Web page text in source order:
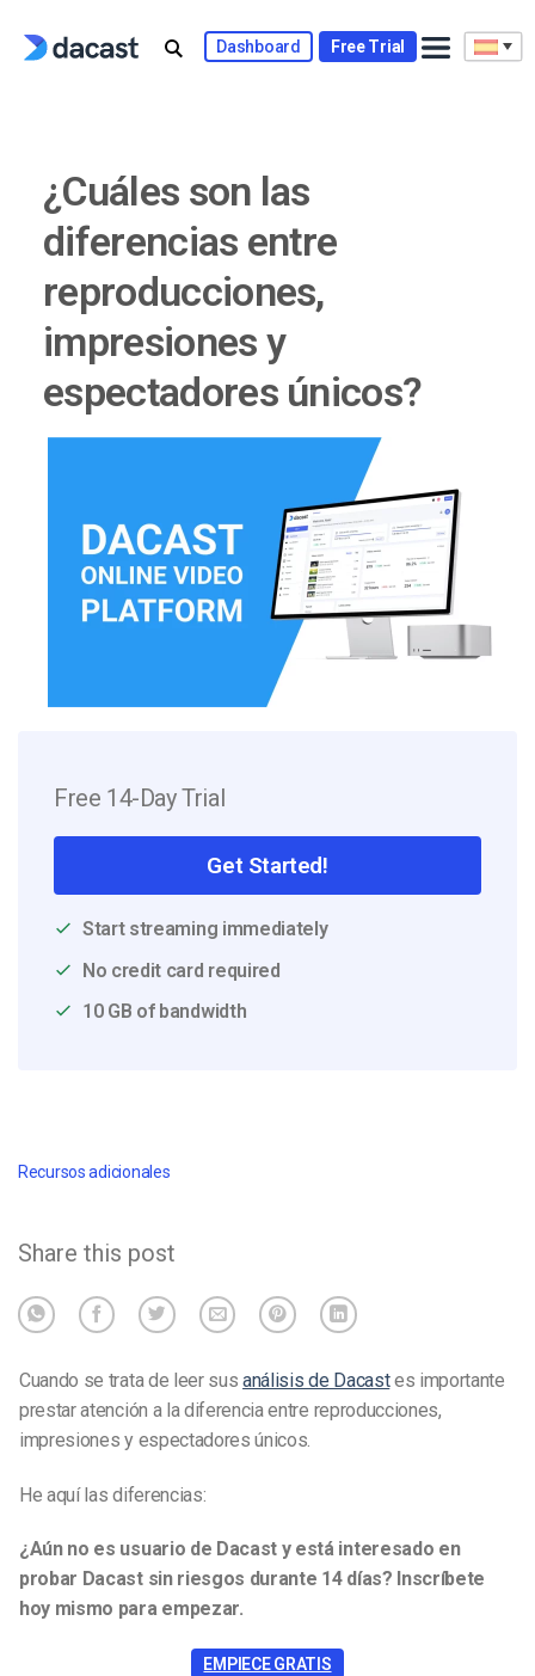
Dashboard Free Trial
¿Cuáles son las
diferencias entre
reproducciones,
impresiones y
espectadores únicos?
Free 14-Day Trial
Get Started!
Start streaming immediately
No credit card required
10 GB of bandwidth
Recursos adicionales
Share this post
Cuando se trata de leer susanálisis de Dacastes importante
prestar atención a la diferencia entre reproducciones,
impresiones y espectadores únicos.
He aquí las diferencias:
¿Aún no es usuario de Dacast y está interesado en
probar Dacast sin riesgos durante 14 días? Inscríbete
hoy mismo para empezar.
EMPIECE GRATIS